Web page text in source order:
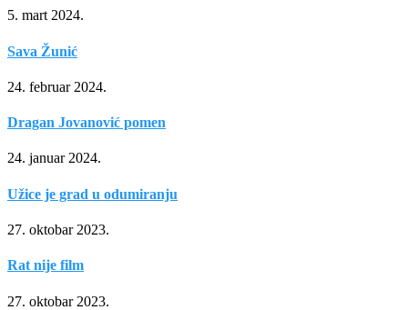
5. mart 2024.
Sava Žunić
24. februar 2024.
Dragan Jovanović pomen
24. januar 2024.
Užice je grad u odumiranju
27. oktobar 2023.
Rat nije film
27. oktobar 2023.